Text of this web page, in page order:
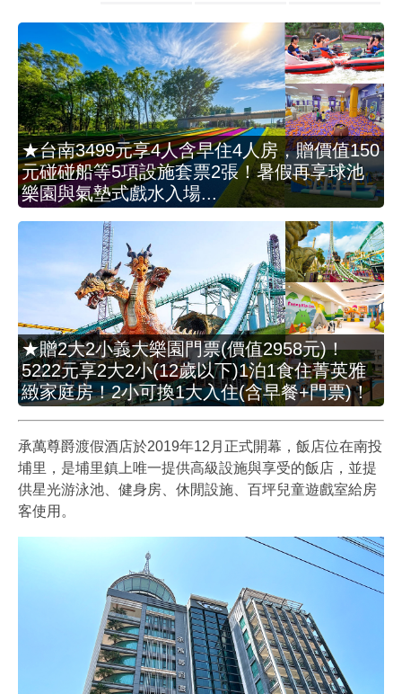
★台南3499元享4人含早住4人房，贈價值150
元碰碰船等5項設施套票2張！暑假再享球池
樂園與氣墊式戲水入場...
★贈2大2小義大樂園門票(價值2958元)！
5222元享2大2小(12歲以下)1泊1食住菁英雅
緻家庭房！2小可換1大入住(含早餐+門票)！
承萬尊爵渡假酒店於2019年12月正式開幕，飯店位在南投
埔里，是埔里鎮上唯一提供高級設施與享受的飯店，並提
供星光游泳池、健身房、休閒設施、百坪兒童遊戲室給房
客使用。